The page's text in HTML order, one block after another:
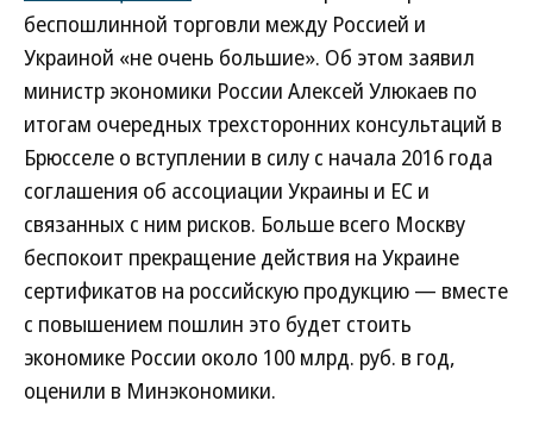
беспошлинной торговли между Россией и
Украиной «не очень большие». Об этом заявил
министр экономики России Алексей Улюкаев по
итогам очередных трехсторонних консультаций в
Брюсселе о вступлении в силу с начала 2016 года
соглашения об ассоциации Украины и ЕС и
связанных с ним рисков. Больше всего Москву
беспокоит прекращение действия на Украине
сертификатов на российскую продукцию — вместе
с повышением пошлин это будет стоить
экономике России около 100 млрд. руб. в год,
оценили в Минэкономики.